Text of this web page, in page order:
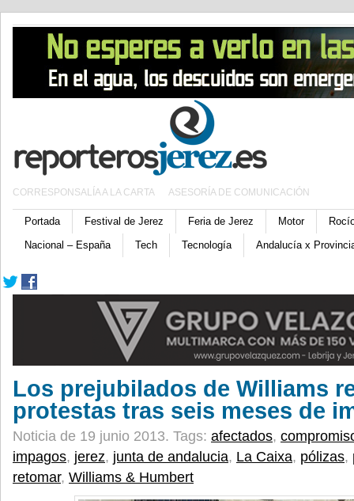
CORRESPONSALÍA A LA CARTA ASESORÍA DE COMUNICACIÓN
Portada Festival de Jerez Feria de Jerez Motor
Nacional – España
Tech Tecnología Andalucía x
Los prejubilados de Williams
protestas tras seis meses de
Noticia de 19 junio 2013. Tags: afectados,
impagos, jerez, junta de andalucia, La Caixa, pólizas,
retomar, Williams & Humbert